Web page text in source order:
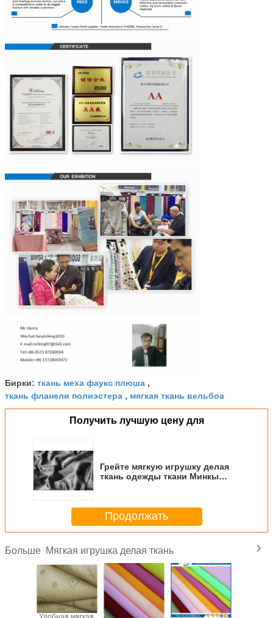
Бирки: ткань меха фаукс плюша ,
ткань фланели полиэстера , мягкая ткань вельбоа
Получить лучшую цену для
Грейте мягкую игрушку делая
ткань одежды ткани Минкы
Продолжать
Больше Мягкая игрушка делая ткань